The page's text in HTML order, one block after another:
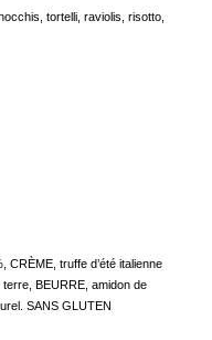
tortelli, raviolis, risotto,
CRÈME, truffe d’été italienne
BEURRE, amidon de
SANS GLUTEN